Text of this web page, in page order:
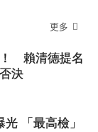
更多
賴清德提名
決
「最高檢」